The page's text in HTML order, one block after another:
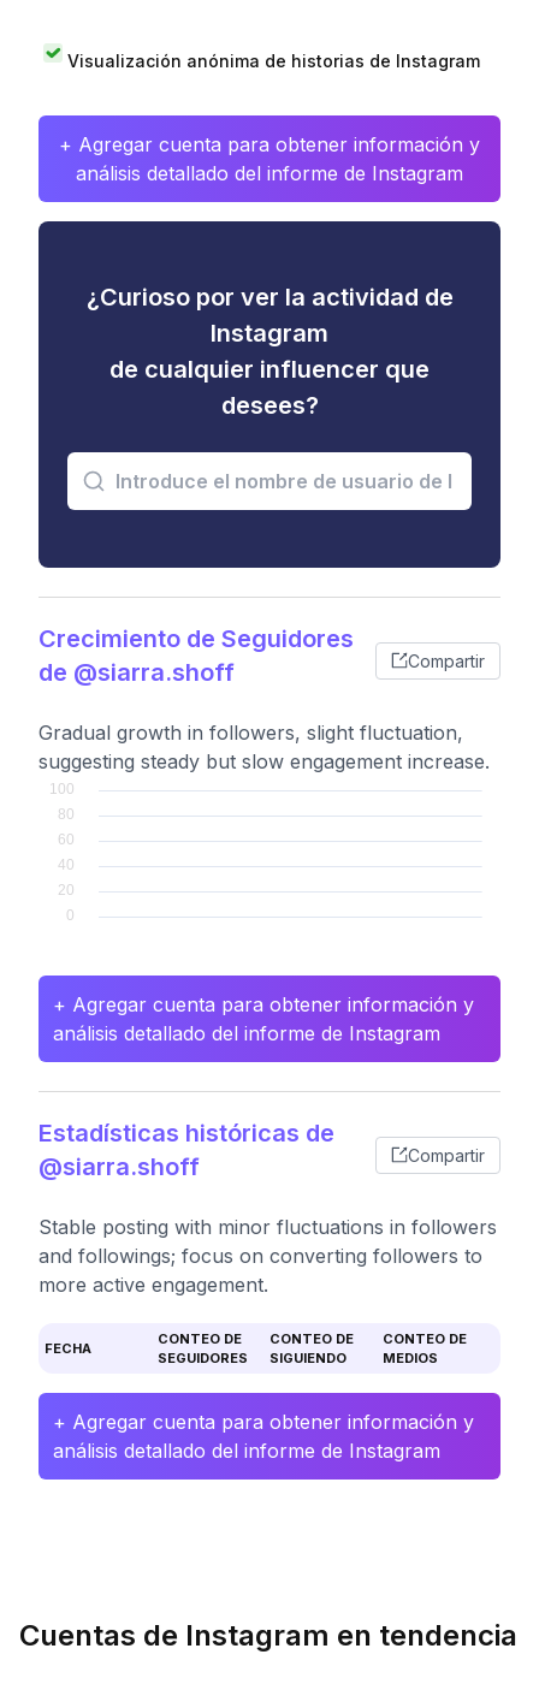
Visualización anónima de historias de Instagram
+ Agregar cuenta para obtener información y
análisis detallado del informe de Instagram
¿Curioso por ver la actividad de
Instagram
de cualquier influencer que
desees?
Crecimiento de Seguidores
de @siarra.shoff
Compartir
Gradual growth in followers, slight fluctuation,
suggesting steady but slow engagement increase.
+ Agregar cuenta para obtener información y
análisis detallado del informe de Instagram
Estadísticas históricas de
@siarra.shoff
Compartir
Stable posting with minor fluctuations in followers
and followings; focus on converting followers to
more active engagement.
FECHA
CONTEO DE
SEGUIDORES
CONTEO DE
SIGUIENDO
CONTEO DE
MEDIOS
+ Agregar cuenta para obtener información y
análisis detallado del informe de Instagram
Cuentas de Instagram en tendencia